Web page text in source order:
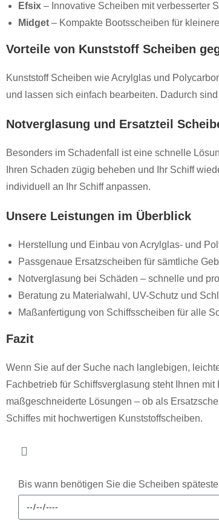
Efsix – Innovative Scheiben mit verbesserter
Midget – Kompakte Bootsscheiben für
Vorteile von Kunststoff Scheiben
Kunststoff Scheiben wie Acrylglas und
und lassen sich einfach bearbeiten. Dadurch
Notverglasung und Ersatzteil
Besonders im Schadenfall ist eine schnelle
Ihren Schaden zügig beheben und Ihr Schiff
individuell an Ihr Schiff anpassen.
Unsere Leistungen im Überblick
Herstellung und Einbau von Acrylglas- und
Passgenaue Ersatzscheiben für sämtliche
Notverglasung bei Schäden – schnelle und
Beratung zu Materialwahl, UV-Schutz und
Maßanfertigung von Schiffsscheiben für alle
Fazit
Wenn Sie auf der Suche nach langlebigen,
Fachbetrieb für Schiffsverglasung steht Ihnen
maßgeschneiderte Lösungen – ob als
Schiffes mit hochwertigen Kunststoffscheiben.
Bis wann benötigen Sie die Scheiben